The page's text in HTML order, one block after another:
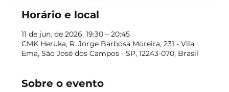
Horário e local
11 de jun. de 2026, 19:30 – 20:45
CMK Heruka, R. Jorge Barbosa Moreira, 231 - Vila
Ema, São José dos Campos - SP, 12243-070, Brasil
Sobre o evento